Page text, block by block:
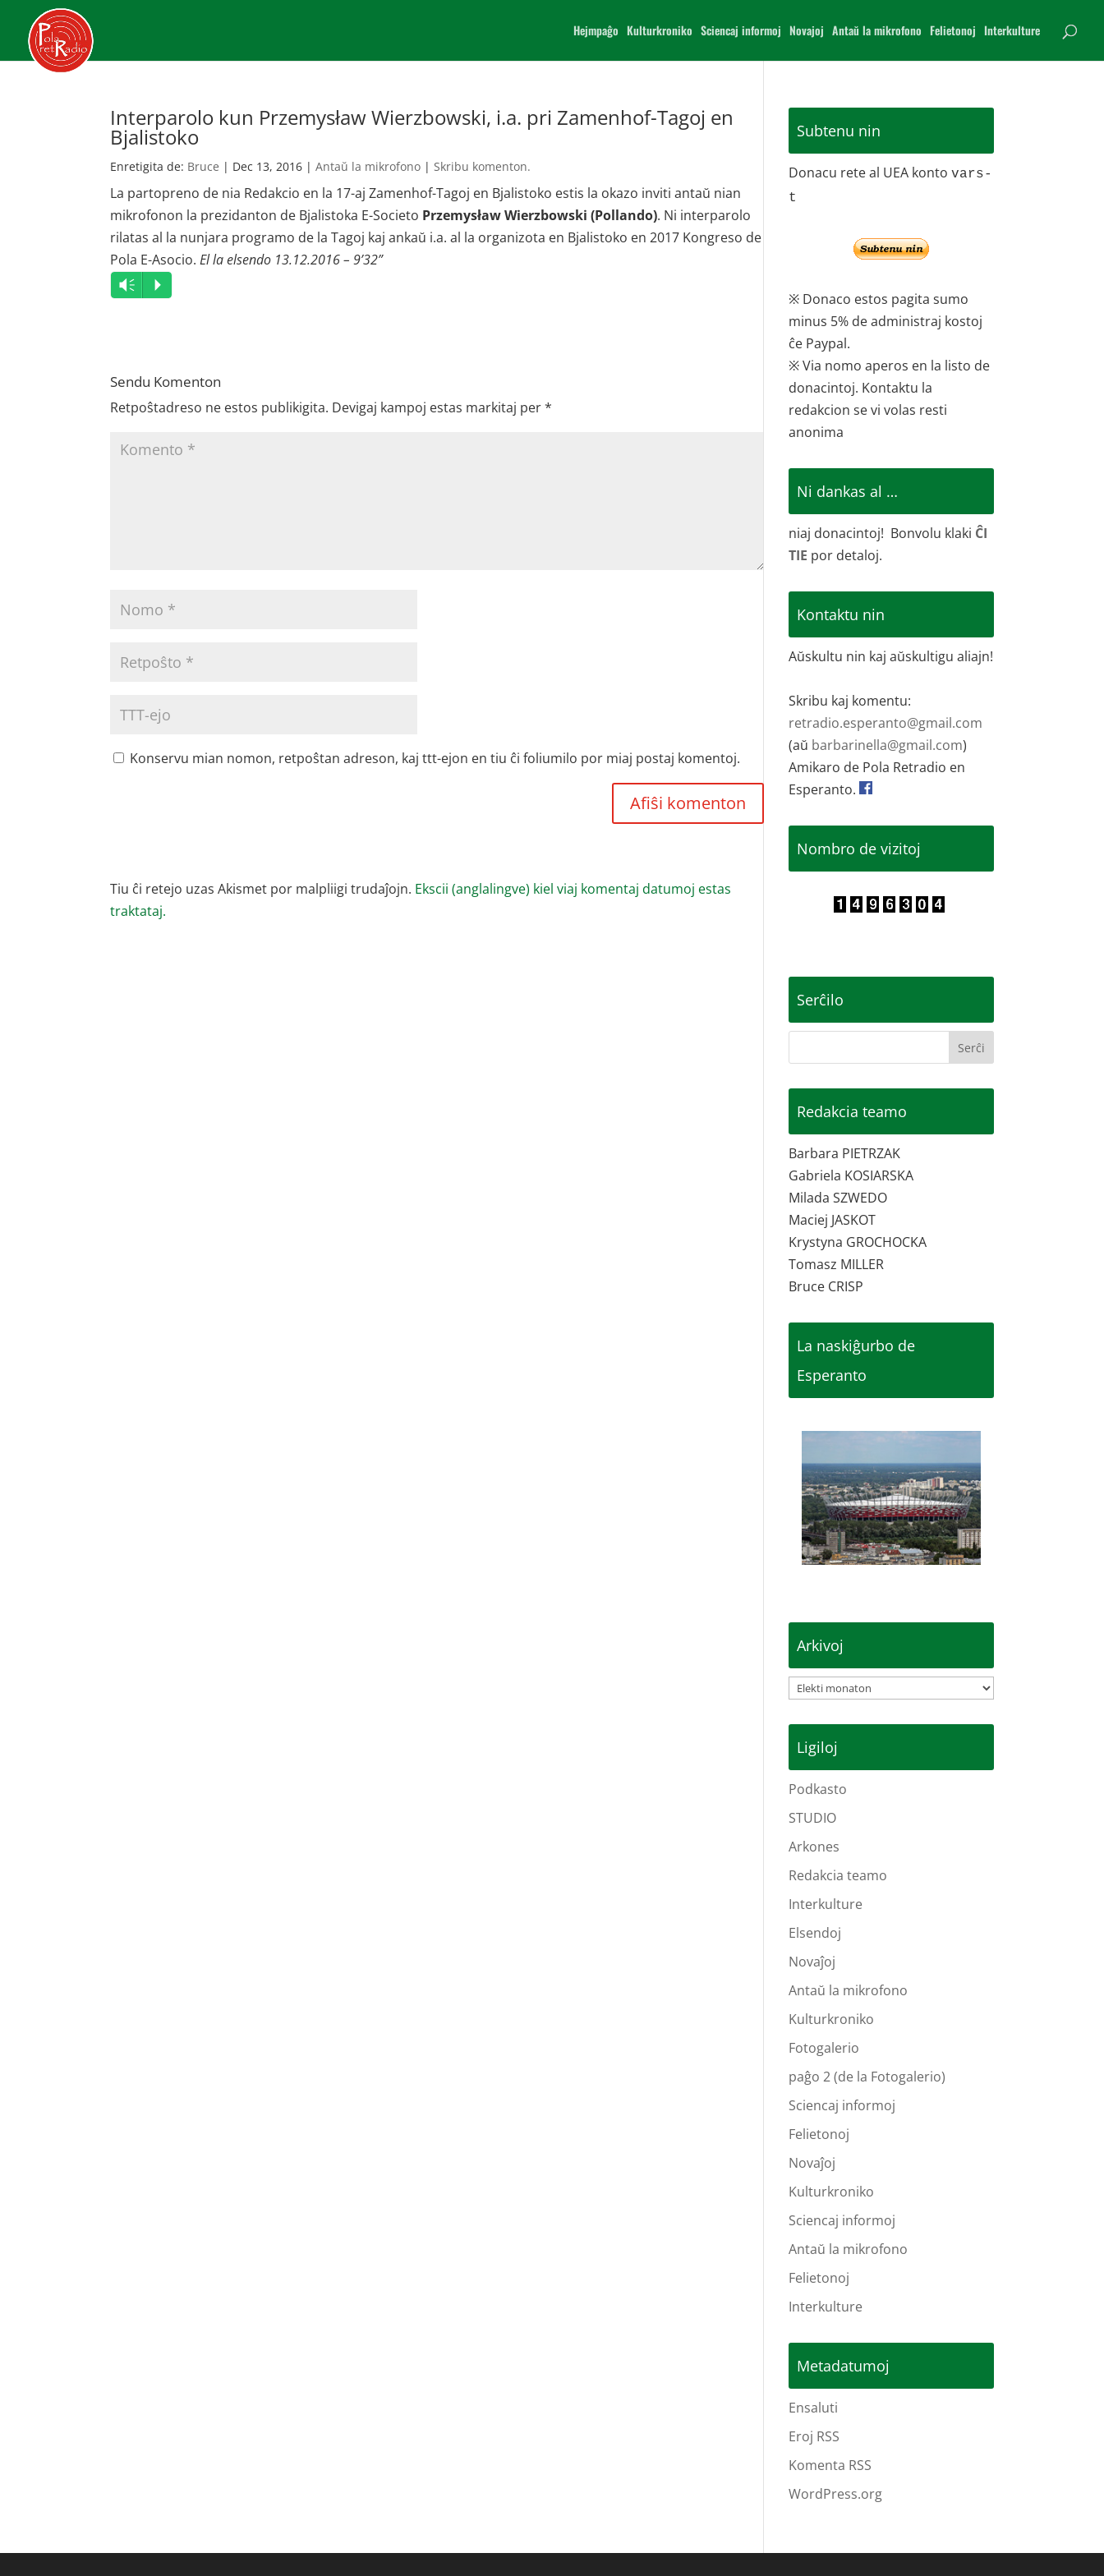
Hejmpaĝo Kulturkroniko Sciencaj informoj Novajoj Antaŭ la mikrofono Felietonoj Interkulture
Interparolo kun Przemysław Wierzbowski, i.a. pri Zamenhof-Tagoj en
Bjalistoko
Enretigita de: Bruce | Dec 13, 2016 |Antaŭ la mikrofono |Skribu komenton.
La partopreno de nia Redakcio en la 17-aj Zamenhof-Tagoj en Bjalistoko estis la okazo inviti antaŭ nian
mikrofonon la prezidanton de Bjalistoka E-Societo Przemysław Wierzbowski (Pollando). Ni interparolo
rilatas al la nunjara programo de la Tagoj kaj ankaŭ i.a. al la organizota en Bjalistoko en 2017 Kongreso de
Pola E-Asocio.El la elsendo 13.12.2016 – 9’32”
Audio
Player
Vm P
Sendu Komenton
Retpoŝtadreso ne estos publikigita. Devigaj kampoj estas markitaj per*
Konservu mian nomon, retpoŝtan adreson, kaj ttt-ejon en tiu ĉi foliumilo por miaj postaj komentoj.
Tiu ĉi retejo uzas Akismet por malpliigi trudaĵojn. Ekscii (anglalingve) kiel viaj komentaj datumoj estas
traktataj.
Subtenu nin
Donacu rete al UEA kontovars-
t
※ Donaco estos pagita sumo
minus 5% de administraj kostoj
ĉe Paypal.
※ Via nomo aperos en la listo de
donacintoj. Kontaktu la
redakcion se vi volas resti
anonima
Ni dankas al …
niaj donacintoj! Bonvolu klaki ĈI
TIE por detaloj.
Kontaktu nin
Aŭskultu nin kaj aŭskultigu aliajn!
Skribu kaj komentu:
retradio.esperanto@gmail.com
(aŭ barbarinella@gmail.com)
Amikaro de Pola Retradio en
Esperanto.
Nombro de vizitoj
Serĉilo
Redakcia teamo
Barbara PIETRZAK
Gabriela KOSIARSKA
Milada SZWEDO
Maciej JASKOT
Krystyna GROCHOCKA
Tomasz MILLER
Bruce CRISP
La naskiĝurbo de
Esperanto
Arkivoj
Arkivoj
Ligiloj
Podkasto
STUDIO
Arkones
Redakcia teamo
Interkulture
Elsendoj
Novaĵoj
Antaŭ la mikrofono
Kulturkroniko
Fotogalerio
paĝo 2 (de la Fotogalerio)
Sciencaj informoj
Felietonoj
Novaĵoj
Kulturkroniko
Sciencaj informoj
Antaŭ la mikrofono
Felietonoj
Interkulture
Metadatumoj
Ensaluti
Eroj RSS
Komenta RSS
WordPress.org